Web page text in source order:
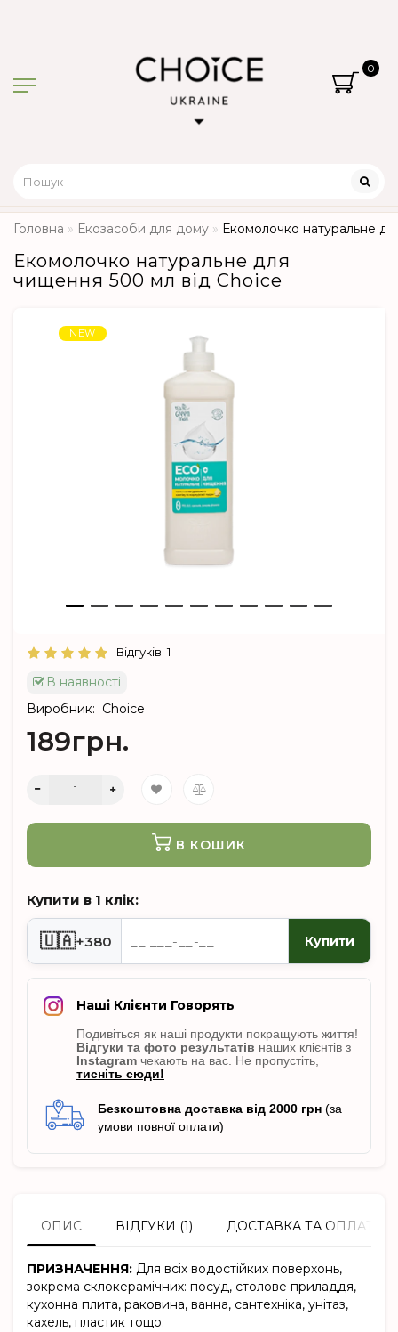
0
Головна Екозасоби для дому Екомолочко натуральне
Екомолочко натуральне для
чищення 500 мл від Choice
NEW
Відгуків: 1
В наявності
Виробник: Choice
189грн.
В КОШИК
Купити в 1 клік:
🇺🇦+380 Купити
Наші Клієнти Говорять
Подивіться як наші продукти покращують життя!
Відгуки та фото результатів наших клієнтів з
Instagram чекають на вас. Не пропустіть,
тисніть сюди!
Безкоштовна доставка від 2000 грн (за
умови повної оплати)
ОПИС ВІДГУКИ (1) ДОСТАВКА ТА ОПЛАТА
ПРИЗНАЧЕННЯ: Для всіх водостійких поверхонь,
зокрема склокерамічних: посуд, столове приладдя,
кухонна плита, раковина, ванна, сантехніка, унітаз,
кахель, пластик тощо.